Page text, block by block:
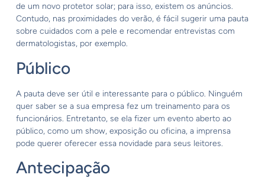
de um novo protetor solar; para isso, existem os anúncios.
Contudo, nas proximidades do verão, é fácil sugerir uma pauta
sobre cuidados com a pele e recomendar entrevistas com
dermatologistas, por exemplo.
Público
A pauta deve ser útil e interessante para o público. Ninguém
quer saber se a sua empresa fez um treinamento para os
funcionários. Entretanto, se ela fizer um evento aberto ao
público, como um show, exposição ou oficina, a imprensa
pode querer oferecer essa novidade para seus leitores.
Antecipação